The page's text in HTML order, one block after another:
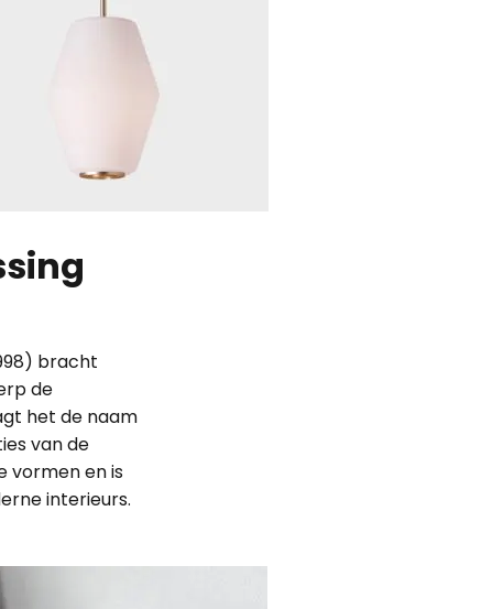
bracht
de
het de naam
van de
vormen en is
interieurs.